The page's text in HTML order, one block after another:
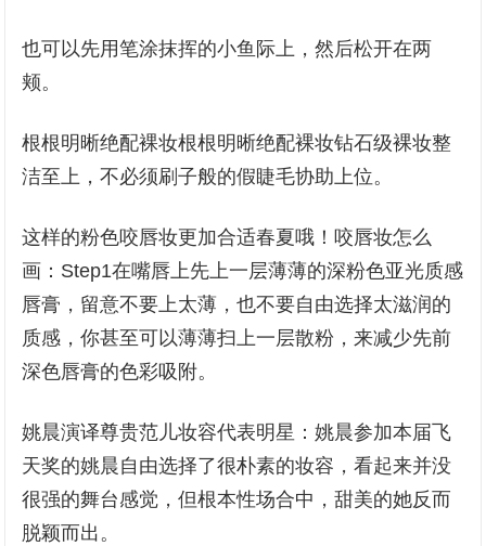
也可以先用笔涂抹挥的小鱼际上，然后松开在两
颊。
根根明晰绝配裸妆根根明晰绝配裸妆钻石级裸妆整
洁至上，不必须刷子般的假睫毛协助上位。
这样的粉色咬唇妆更加合适春夏哦！咬唇妆怎么
画：Step1在嘴唇上先上一层薄薄的深粉色亚光质感
唇膏，留意不要上太薄，也不要自由选择太滋润的
质感，你甚至可以薄薄扫上一层散粉，来减少先前
深色唇膏的色彩吸附。
姚晨演译尊贵范儿妆容代表明星：姚晨参加本届飞
天奖的姚晨自由选择了很朴素的妆容，看起来并没
很强的舞台感觉，但根本性场合中，甜美的她反而
脱颖而出。